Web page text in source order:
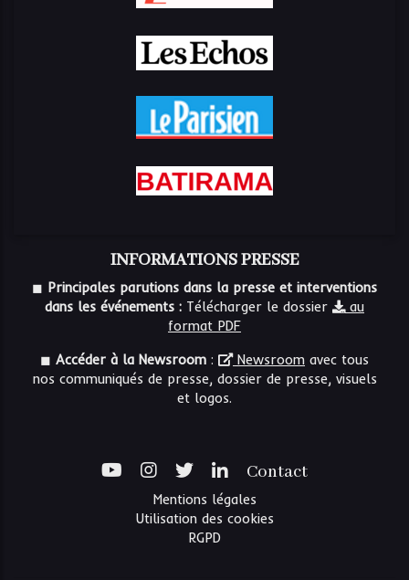
INFORMATIONS PRESSE
◼ Principales parutions dans la presse et interventions
dans les événements : Télécharger le dossier
au
format PDF
◼ Accéder à la Newsroom : Newsroom avec tous
nos communiqués de presse, dossier de presse, visuels
et logos.
Contact
Mentions légales
Utilisation des cookies
RGPD